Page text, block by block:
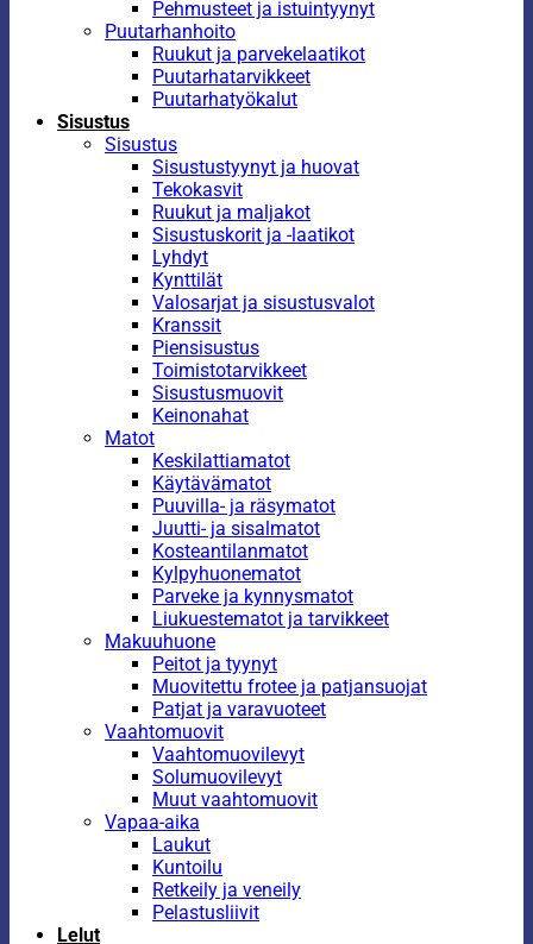
Pehmusteet ja istuintyynyt
Puutarhanhoito
Ruukut ja parvekelaatikot
Puutarhatarvikkeet
Puutarhatyökalut
Sisustus
Sisustus
Sisustustyynyt ja huovat
Tekokasvit
Ruukut ja maljakot
Sisustuskorit ja -laatikot
Lyhdyt
Kynttilät
Valosarjat ja sisustusvalot
Kranssit
Piensisustus
Toimistotarvikkeet
Sisustusmuovit
Keinonahat
Matot
Keskilattiamatot
Käytävämatot
Puuvilla- ja räsymatot
Juutti- ja sisalmatot
Kosteantilanmatot
Kylpyhuonematot
Parveke ja kynnysmatot
Liukuestematot ja tarvikkeet
Makuuhuone
Peitot ja tyynyt
Muovitettu frotee ja patjansuojat
Patjat ja varavuoteet
Vaahtomuovit
Vaahtomuovilevyt
Solumuovilevyt
Muut vaahtomuovit
Vapaa-aika
Laukut
Kuntoilu
Retkeily ja veneily
Pelastusliivit
Lelut